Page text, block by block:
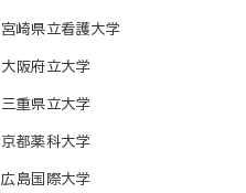
宮崎県立看護大学
大阪府立大学
三重県立大学
京都薬科大学
広島国際大学